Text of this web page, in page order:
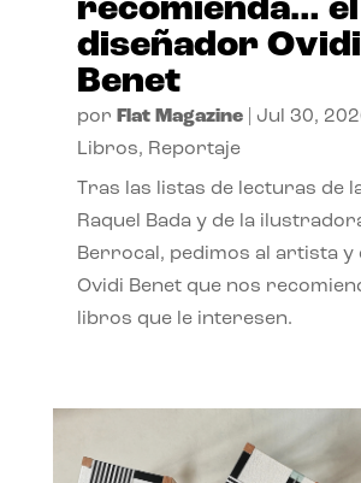
recomienda… el
diseñador Ovidi
Benet
por Flat Magazine| Jul 30,
Libros, Reportaje
Tras las listas de lecturas de
Raquel Bada y de la
Berrocal, pedimos al artista y
Ovidi Benet que nos
libros que le interesen.